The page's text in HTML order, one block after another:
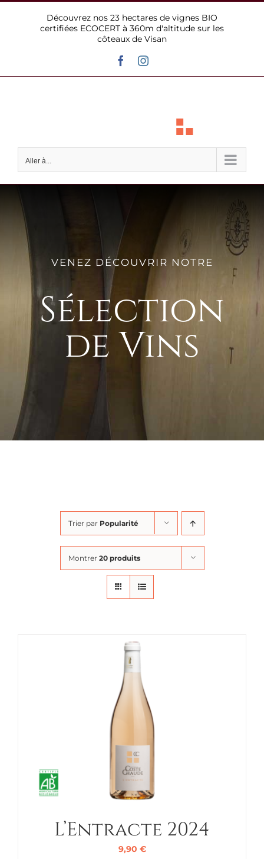
Découvrez nos 23 hectares de vignes BIO
certifiées ECOCERT à 360m d'altitude sur les
côteaux de Visan
FacebookInstagram
Aller à...
VENEZ DÉCOUVRIR NOTRE
Sélection
de Vins
Trier par Popularité
Montrer 20 produits
L’Entracte 2024
9,90 €